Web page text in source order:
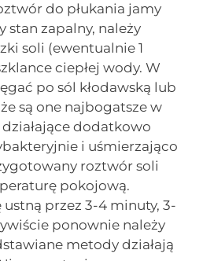
do płukania jamy
stan zapalny, należy
soli (ewentualnie 1
ciepłej wody. W
po sól kłodawską lub
są one najbogatsze w
dodatkowo
i uśmierzająco
roztwór soli
pokojową.
ustną przez 3-4 minuty, 3-
ponownie należy
metody działają